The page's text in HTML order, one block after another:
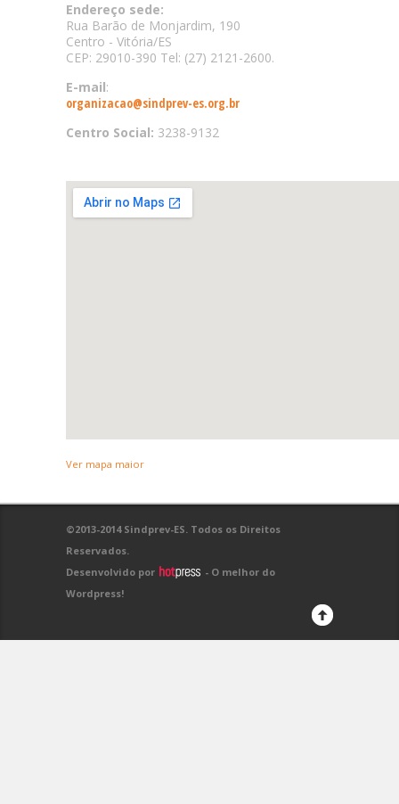
Endereço sede:
Rua Barão de Monjardim, 190
Centro - Vitória/ES
CEP: 29010-390 Tel: (27) 2121-2600.
E-mail:
organizacao@sindprev-es.org.br
Centro Social: 3238-9132
Ver mapa maior
©2013-2014 Sindprev-ES. Todos os Direitos
Reservados.
Desenvolvido por
- O melhor do
Wordpress!